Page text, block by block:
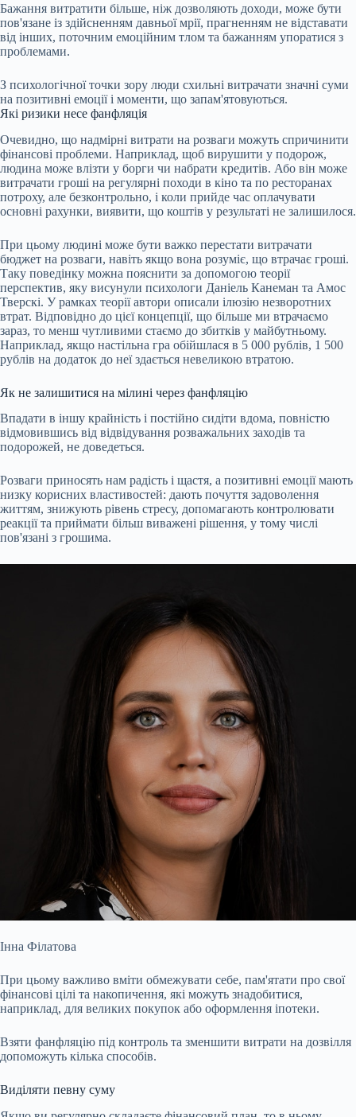
Бажання витратити більше, ніж дозволяють доходи, може бути
пов'язане із здійсненням давньої мрії, прагненням не відставати
від інших, поточним емоційним тлом та бажанням упоратися з
проблемами.
З психологічної точки зору люди схильні витрачати значні суми
на позитивні емоції і моменти, що запам'ятовуються.
Які ризики несе фанфляція
Очевидно, що надмірні витрати на розваги можуть спричинити
фінансові проблеми. Наприклад, щоб вирушити у подорож,
людина може влізти у борги чи набрати кредитів. Або він може
витрачати гроші на регулярні походи в кіно та по ресторанах
потроху, але безконтрольно, і коли прийде час оплачувати
основні рахунки, виявити, що коштів у результаті не залишилося.
При цьому людині може бути важко перестати витрачати
бюджет на розваги, навіть якщо вона розуміє, що втрачає гроші.
Таку поведінку можна пояснити за допомогою теорії
перспектив, яку висунули психологи Даніель Канеман та Амос
Тверскі. У рамках теорії автори описали ілюзію незворотних
втрат. Відповідно до цієї концепції, що більше ми втрачаємо
зараз, то менш чутливими стаємо до збитків у майбутньому.
Наприклад, якщо настільна гра обійшлася в 5 000 рублів, 1 500
рублів на додаток до неї здається невеликою втратою.
Як не залишитися на мілині через фанфляцію
Впадати в іншу крайність і постійно сидіти вдома, повністю
відмовившись від відвідування розважальних заходів та
подорожей, не доведеться.
Розваги приносять нам радість і щастя, а позитивні емоціїмають
низку корисних властивостей: дають почуття задоволення
життям, знижують рівень стресу, допомагають контролювати
реакції та приймати більш виважені рішення, у тому числі
пов'язані з грошима.
Інна Філатова
При цьому важливо вміти обмежувати себе, пам'ятати про свої
фінансові цілі та накопичення, які можуть знадобитися,
наприклад, для великих покупок або оформлення іпотеки.
Взяти фанфляцію під контроль та зменшити витрати на дозвілля
допоможуть кілька способів.
Виділяти певну суму